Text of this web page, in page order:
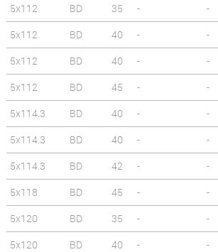
5x112
BD 35 -
-
5x112
BD 40 -
-
5x112
BD 40 -
-
5x112
BD 45 -
-
5x114.3
BD 40 -
-
5x114.3
BD 40 -
-
5x114.3
BD 42 -
-
5x118
BD 45 -
-
5x120
BD 35 -
-
5x120
BD 40 -
-